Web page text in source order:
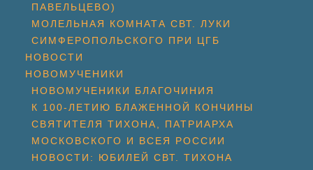
ПАВЕЛЬЦЕВО)
МОЛЕЛЬНАЯ КОМНАТА СВТ. ЛУКИ
СИМФЕРОПОЛЬСКОГО ПРИ ЦГБ
НОВОСТИ
НОВОМУЧЕНИКИ
НОВОМУЧЕНИКИ БЛАГОЧИНИЯ
К 100-ЛЕТИЮ БЛАЖЕННОЙ КОНЧИНЫ
СВЯТИТЕЛЯ ТИХОНА, ПАТРИАРХА
МОСКОВСКОГО И ВСЕЯ РОССИИ
НОВОСТИ: ЮБИЛЕЙ СВТ. ТИХОНА